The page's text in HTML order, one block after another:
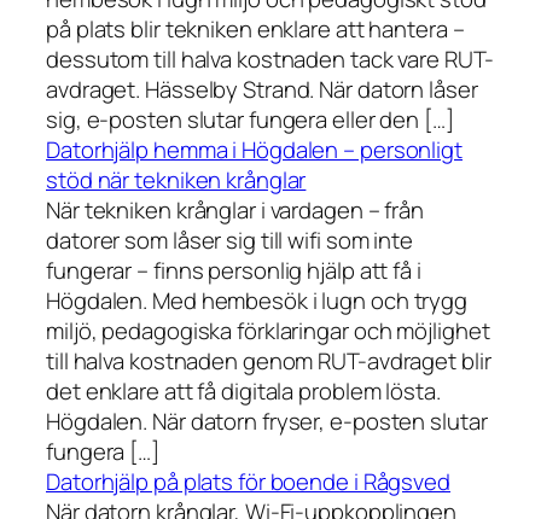
på plats blir tekniken enklare att hantera –
dessutom till halva kostnaden tack vare RUT-
avdraget. Hässelby Strand. När datorn låser
sig, e-posten slutar fungera eller den […]
Datorhjälp hemma i Högdalen – personligt
stöd när tekniken krånglar
När tekniken krånglar i vardagen – från
datorer som låser sig till wifi som inte
fungerar – finns personlig hjälp att få i
Högdalen. Med hembesök i lugn och trygg
miljö, pedagogiska förklaringar och möjlighet
till halva kostnaden genom RUT-avdraget blir
det enklare att få digitala problem lösta.
Högdalen. När datorn fryser, e-posten slutar
fungera […]
Datorhjälp på plats för boende i Rågsved
När datorn krånglar, Wi-Fi-uppkopplingen